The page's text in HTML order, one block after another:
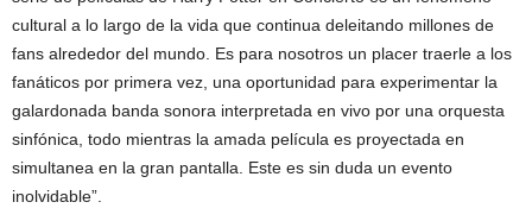
cultural a lo largo de la vida que continua deleitando millones de
fans alrededor del mundo. Es para nosotros un placer traerle a los
fanáticos por primera vez, una oportunidad para experimentar la
galardonada banda sonora interpretada en vivo por una orquesta
sinfónica, todo mientras la amada película es proyectada en
simultanea en la gran pantalla. Este es sin duda un evento
inolvidable”.